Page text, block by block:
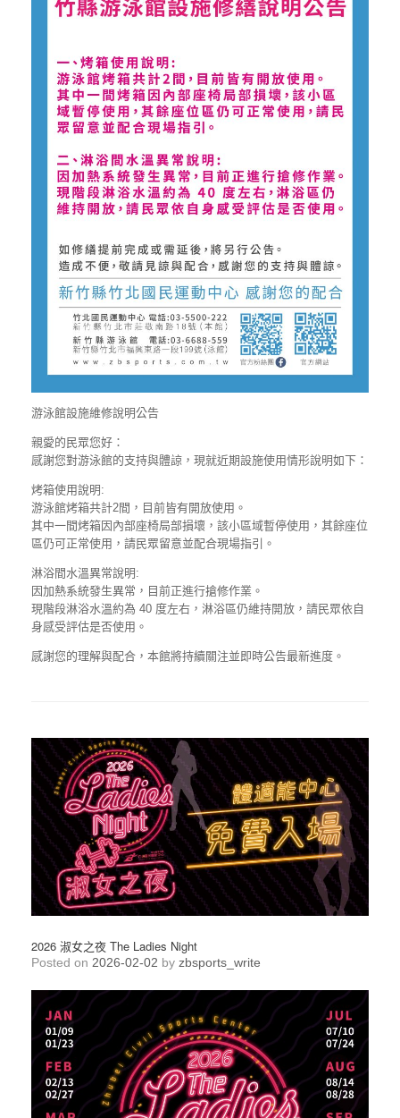
游泳館設施維修說明公告
親愛的民眾您好：
感謝您對游泳館的支持與體諒，現就近期設施使用情形說明如下：
烤箱使用說明:
游泳館烤箱共計2間，目前皆有開放使用。
其中一間烤箱因內部座椅局部損壞，該小區域暫停使用，其餘座位
區仍可正常使用，請民眾留意並配合現場指引。
淋浴間水溫異常說明:
因加熱系統發生異常，目前正進行搶修作業。
現階段淋浴水溫約為 40 度左右，淋浴區仍維持開放，請民眾依自
身感受評估是否使用。
感謝您的理解與配合，本館將持續關注並即時公告最新進度。
2026 淑女之夜 The Ladies Night
Posted on 2026-02-02 by zbsports_write